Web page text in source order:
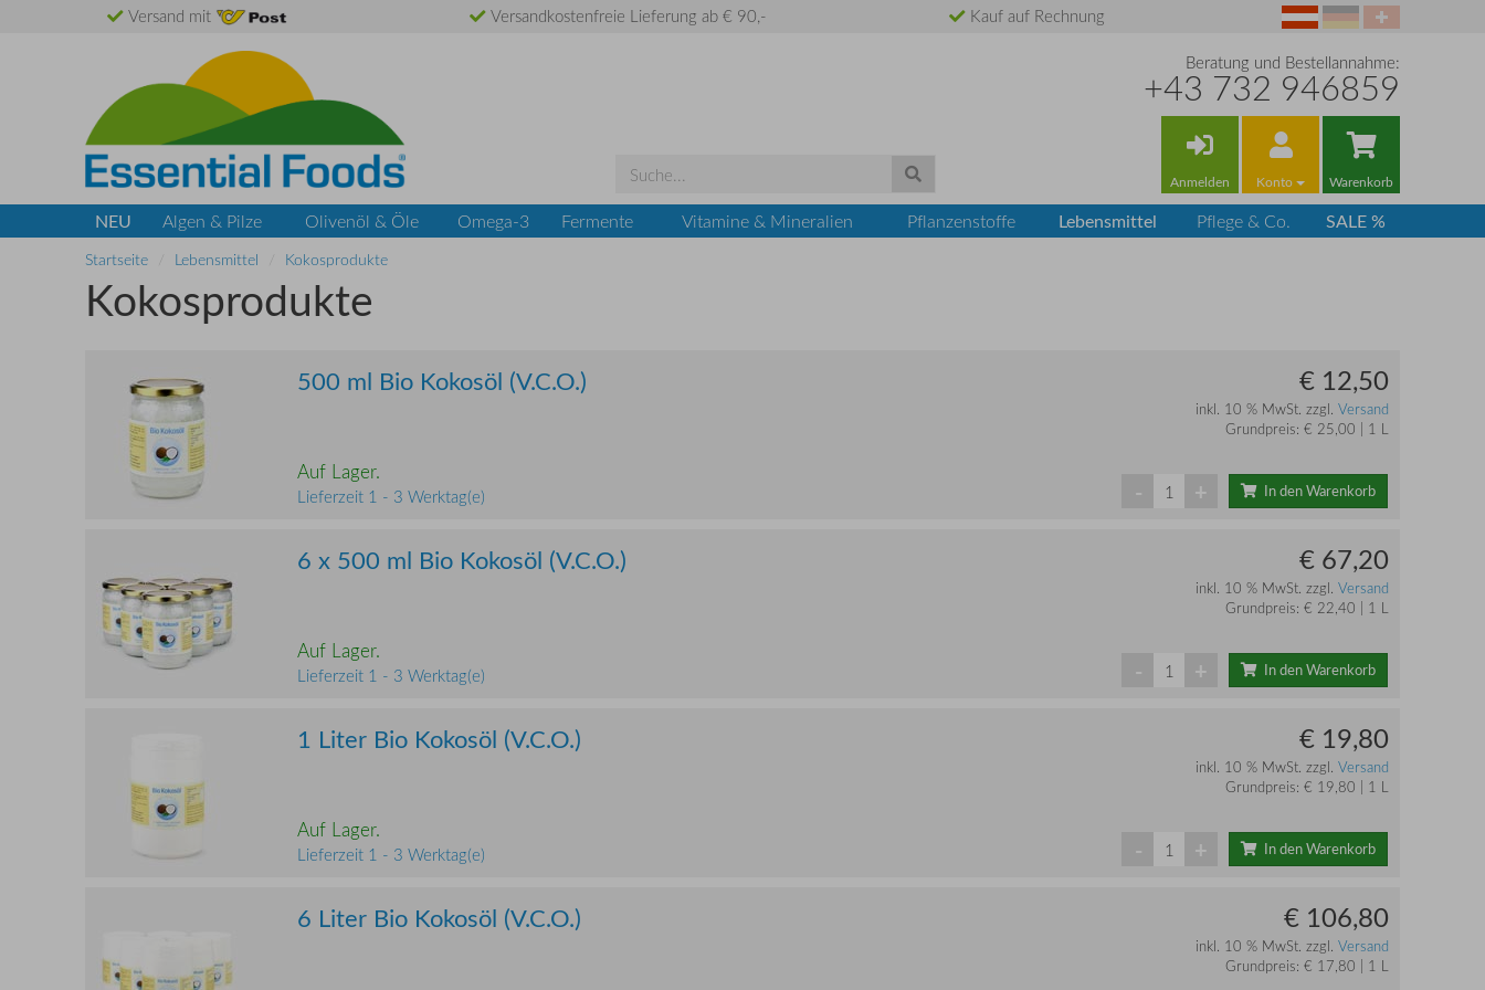
Versand mit Versandkostenfreie Lieferung ab € 90,- Kauf auf Rechnung
Beratung und Bestellannahme:
+43 732 946859
Anmelden Konto Warenkorb
NEU Algen & Pilze Olivenöl & Öle Omega-3 Fermente Vitamine & Mineralien Pflanzenstoffe Lebensmittel Pflege & Co. SALE %
Startseite Lebensmittel Kokosprodukte
Kokosprodukte
500 ml Bio Kokosöl (V.C.O.) € 12,50
inkl. 10 % MwSt. zzgl. Versand
Grundpreis: € 25,00 | 1 L
Auf Lager.
Lieferzeit 1 - 3 Werktag(e) In den Warenkorb
- +
6 x 500 ml Bio Kokosöl (V.C.O.) € 67,20
inkl. 10 % MwSt. zzgl. Versand
Grundpreis: € 22,40 | 1 L
Auf Lager.
Lieferzeit 1 - 3 Werktag(e) In den Warenkorb
- +
1 Liter Bio Kokosöl (V.C.O.) € 19,80
inkl. 10 % MwSt. zzgl. Versand
Grundpreis: € 19,80 | 1 L
Auf Lager.
Lieferzeit 1 - 3 Werktag(e) In den Warenkorb
- +
6 Liter Bio Kokosöl (V.C.O.) € 106,80
inkl. 10 % MwSt. zzgl. Versand
Grundpreis: € 17,80 | 1 L